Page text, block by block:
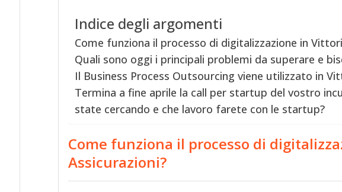
Indice degli argomenti
Come funziona il processo di digitalizzazione in
Quali sono oggi i principali problemi da superare e
Il Business Process Outsourcing viene utilizzato in
Termina a fine aprile la call per startup del vostro
state cercando e che lavoro farete con le startup?
Come funziona il processo di
Assicurazioni?